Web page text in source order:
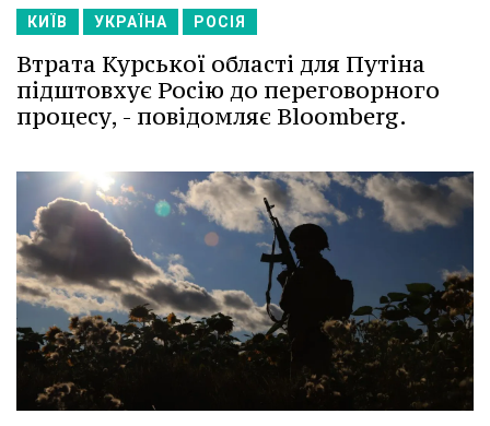
КИЇВ УКРАЇНА РОСІЯ
Втрата Курської області для Путіна
підштовхує Росію до переговорного
процесу, - повідомляє Bloomberg.